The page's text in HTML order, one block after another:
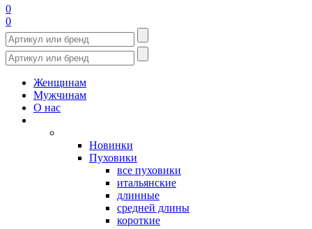
0
0
Женщинам
Мужчинам
О нас
Новинки
Пуховики
все пуховики
итальянские
длинные
средней длины
короткие